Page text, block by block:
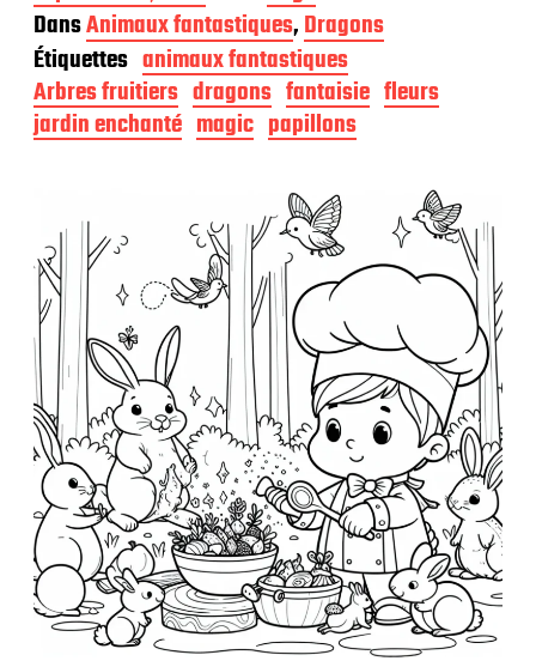
a
t
e
d
e
p
c
a
t
o
n
DansAnimaux fantastiques,Dragons
Étiquettes animaux fantastiques
Arbres fruitiers dragons fantaisie fleurs
jardin enchanté magic papillons